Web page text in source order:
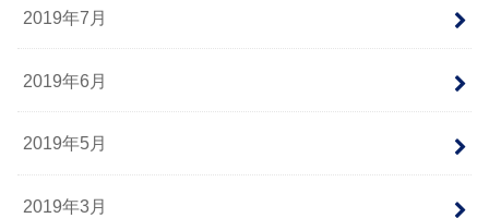
2019年7月
2019年6月
2019年5月
2019年3月